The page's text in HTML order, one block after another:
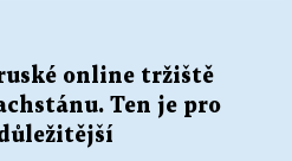
online tržiště
Ten je pro